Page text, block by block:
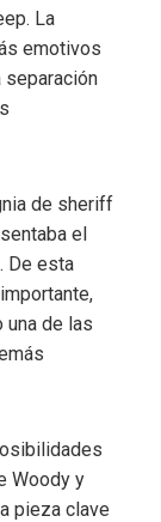
La
emotivos
separación
de sheriff
el
De esta
una de las
Woody y
pieza clave